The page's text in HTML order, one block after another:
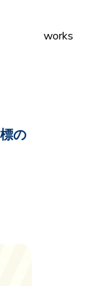
works
の